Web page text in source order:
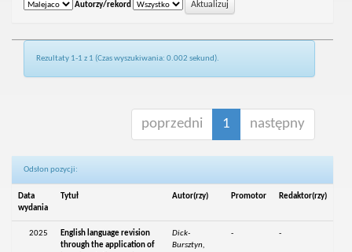
Autorzy/rekord
Rezultaty 1-1 z 1 (Czas wyszukiwania: 0.002 sekund).
poprzedni 1 następny
Odsłon pozycji:
Data
wydania
Tytuł Autor(rzy) Promotor Redaktor(rzy)
2025
English language revision
through the application of
Dick-
Bursztyn,
- -